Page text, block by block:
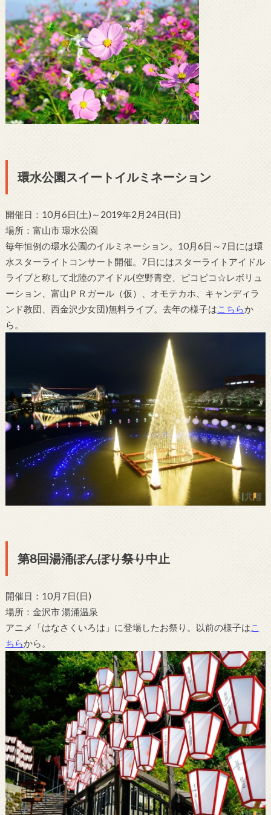
環水公園スイートイルミネーション
開催日：10月6日(土)～2019年2月24日(日)
場所：富山市 環水公園
毎年恒例の環水公園のイルミネーション。10月6日～7日には環
水スターライトコンサート開催。7日にはスターライトアイドル
ライブと称して北陸のアイドル(空野青空、ピコピコ☆レボリュ
ーション、富山ＰＲガール（仮）、オモテカホ、キャンディラ
ンド教団、西金沢少女団)無料ライブ。去年の様子はこちらか
ら。
第8回湯涌ぼんぼり祭り中止
開催日：10月7日(日)
場所：金沢市 湯涌温泉
アニメ「はなさくいろは」に登場したお祭り。以前の様子はこ
ちらから。